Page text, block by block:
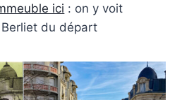
ici : on y voit
Berliet du départ